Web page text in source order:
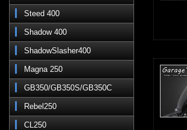
Steed 400
Shadow 400
ShadowSlasher400
Magna 250
GB350/GB350S/GB350C
Rebel250
CL250